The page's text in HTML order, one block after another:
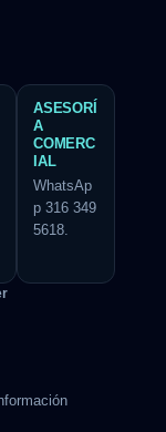
ASESORÍ
A
COMERC
IAL
WhatsAp
p 316 349
5618.